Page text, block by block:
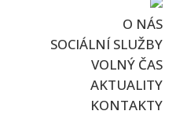
O NÁS
SOCIÁLNÍ SLUŽBY
VOLNÝ ČAS
AKTUALITY
KONTAKTY